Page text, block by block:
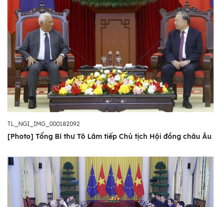
TL_NGI_IMG_000182092
[Photo] Tổng Bí thư Tô Lâm tiếp Chủ tịch Hội đồng châu Âu